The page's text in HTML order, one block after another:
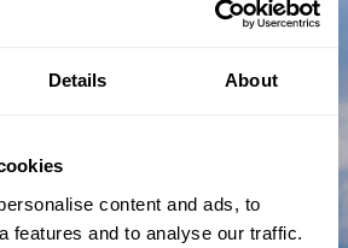
Details About
content and ads, to
features and to analyse our traffic.
Under 2023 har vi jobbat
Luleå i norr till Malmö i söder.